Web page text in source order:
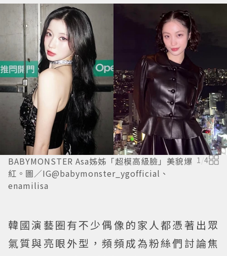
BABYMONSTER Asa姊姊「超模高級臉」美貌爆
紅。圖／IG@babymonster_ygofficial、
enamilisa
1/4
韓國演藝圈有不少偶像的家人都憑著出眾
氣質與亮眼外型，頻頻成為粉絲們討論焦